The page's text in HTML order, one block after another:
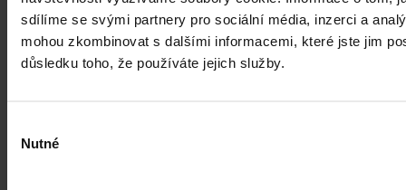
sdílíme se svými partnery pro sociální média, inzerci a
mohou zkombinovat s dalšími informacemi, které jste jim
důsledku toho, že používáte jejich služby.
souhlasu
Nutné
pravidla pro transparentní odměňování, jejichž cílem je narovnat
informační asymetrii na pracovním trhu a dlouhodobě tak přispět i
ke zmenšení rozdílu ve mzdách mužů a žen, však nabrala v České
republice zpoždění.
Ivona Tajšlová • 4. srpna 2026, 07:18